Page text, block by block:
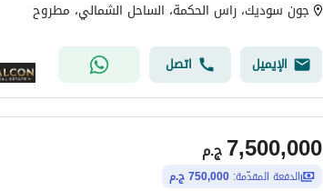
جون سوديك، راس الحكمة، الساحل الشمالي، مطروح
الإيميل اتصل
ج.م7,500,000
الدفعة المقدّمة: 750,000 ج.م